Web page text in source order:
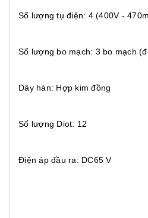
Số lượng tụ điện: 4 (400V -
Số lượng bo mạch: 3 bo mạch
Dây hàn: Hợp kim đồng
Số lượng Diot: 12
Điện áp đầu ra: DC65 V